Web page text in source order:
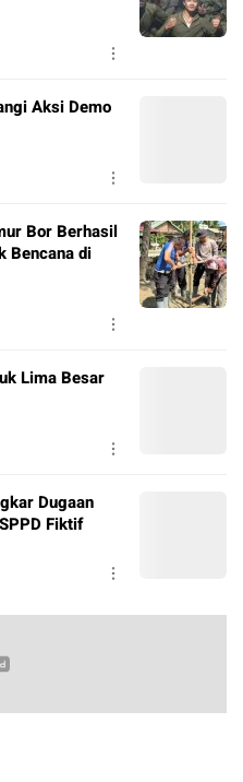
Aksi Demo
Bor Berhasil
Bencana di
Lima Besar
Dugaan
Fiktif